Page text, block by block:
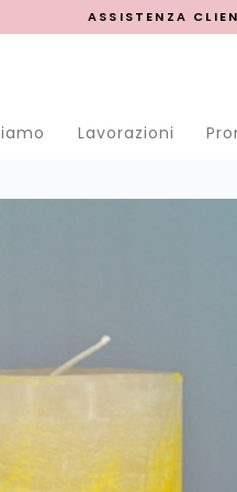
menu
ASSISTENZA
Lavorazioni